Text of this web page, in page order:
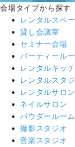
会場タイプから探す
レンタルスペ
貸し会議室
セミナー会場
パーティール
レンタルキッ
レンタルスタ
レンタルサロン
ネイルサロン
パウダールーム
撮影スタジオ
音楽スタジオ